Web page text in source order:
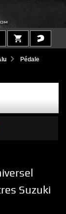
Pédale
Suzuki